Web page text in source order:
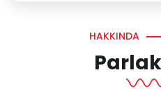
HAKKINDA